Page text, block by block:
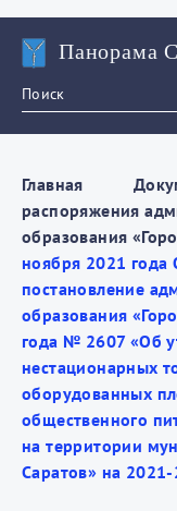
Панорама
Главная
распоряжения
образования
ноября 2021 года
постановление
образования
года № 2607 «Об
нестационарных
оборудованных
общественного
на территории
Саратов» на